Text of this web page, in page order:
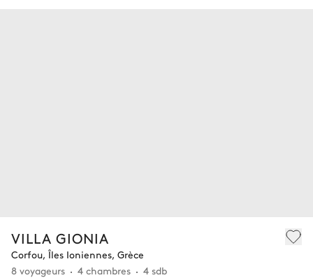
VILLA GIONIA
Corfou, Îles Ioniennes, Grèce
8 voyageurs
4 chambres 4 sdb